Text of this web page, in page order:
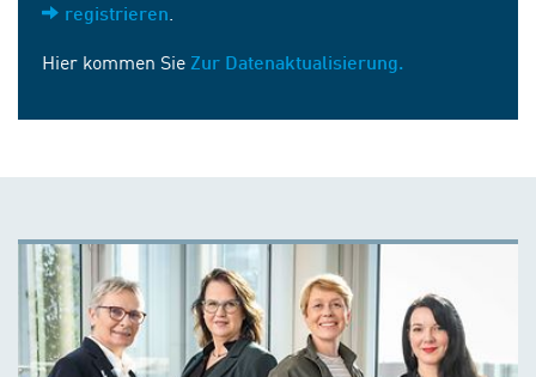
registrieren
Hier kommen Sie Zur Datenaktualisierung.